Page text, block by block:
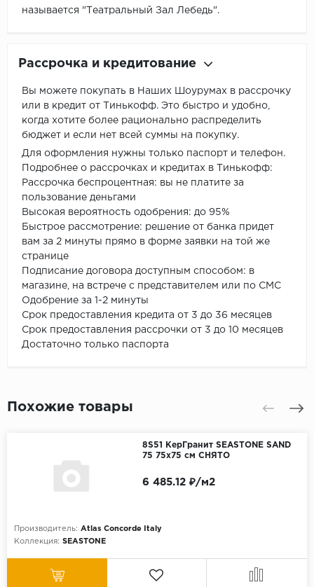
называется "Театральный Зал Лебедь".
Рассрочка и кредитование
Вы можете покупать в Наших Шоурумах в рассрочку
или в кредит от Тинькофф. Это быстро и удобно,
когда хотите более рационально распределить
бюджет и если нет всей суммы на покупку.
Для оформления нужны только паспорт и телефон.
Подробнее о рассрочках и кредитах в Тинькофф:
Рассрочка беспроцентная: вы не платите за
пользование деньгами
Высокая вероятность одобрения: до 95%
Быстрое рассмотрение: решение от банка придет
вам за 2 минуты прямо в форме заявки на той же
странице
Подписание договора доступным способом: в
магазине, на встрече с представителем или по СМС
Одобрение за 1-2 минуты
Срок предоставления кредита от 3 до 36 месяцев
Срок предоставления рассрочки от 3 до 10 месяцев
Достаточно только паспорта
Похожие товары
8S51 КерГранит SEASTONE SAND
75 75x75 см СНЯТО
Производитель: Atlas Concorde Italy
Коллекция: SEASTONE
6 485.12 ₽/м2